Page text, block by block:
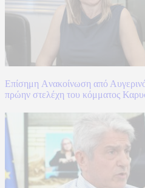
Επίσημη Aνακοίνωση από
πρώην στελέχη του κόμματος